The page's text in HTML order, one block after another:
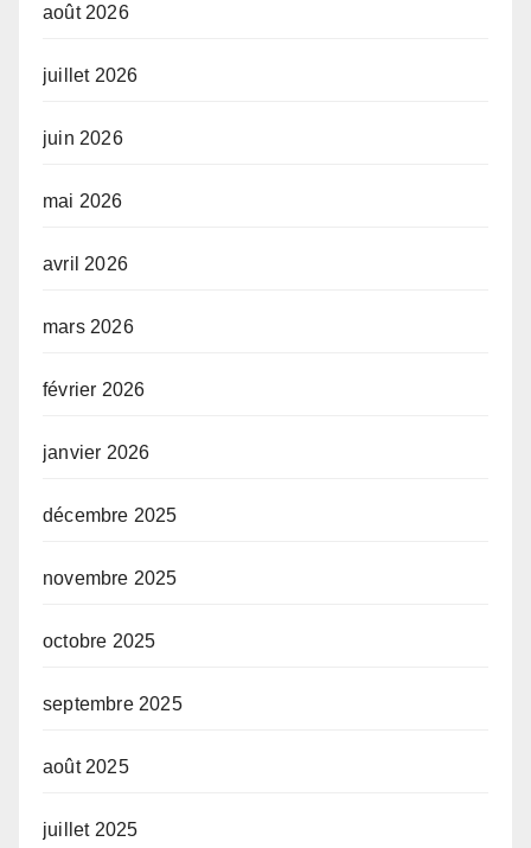
août 2026
juillet 2026
juin 2026
mai 2026
avril 2026
mars 2026
février 2026
janvier 2026
décembre 2025
novembre 2025
octobre 2025
septembre 2025
août 2025
juillet 2025